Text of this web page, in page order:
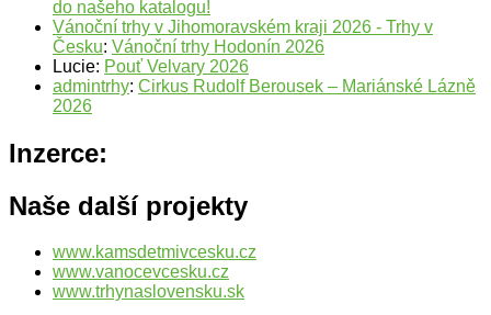
do našeho katalogu!
Vánoční trhy v Jihomoravském kraji 2026 - Trhy v
Česku: Vánoční trhy Hodonín 2026
Lucie: Pouť Velvary 2026
admintrhy: Cirkus Rudolf Berousek – Mariánské Lázně
2026
Inzerce:
Naše další projekty
www.kamsdetmivcesku.cz
www.vanocevcesku.cz
www.trhynaslovensku.sk